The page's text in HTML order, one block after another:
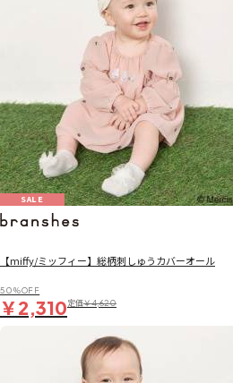
SALE
【miffy/ミッフィー】総柄刺しゅうカバーオール
50％OFF
￥2,310定価￥4,620